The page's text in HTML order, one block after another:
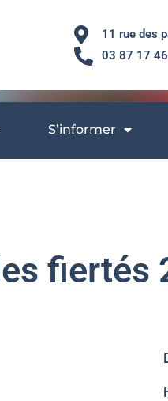
11 rue des
03 87 17
S’informer
fiertés